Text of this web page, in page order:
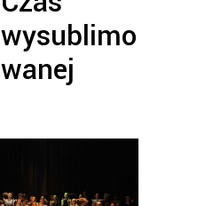
wysublimo
wanej